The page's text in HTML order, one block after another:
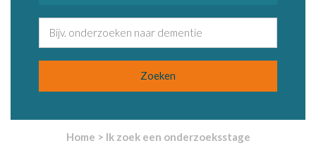
Home > Ik zoek een onderzoeksstage